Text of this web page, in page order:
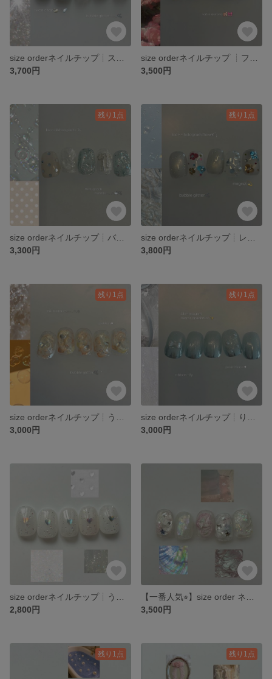
3,700円
3,500円
残り1点
3,300円
残り1点
3,800円
残り1点
3,000円
残り1点
3,000円
2,800円
3,500円
残り1点 残り1点